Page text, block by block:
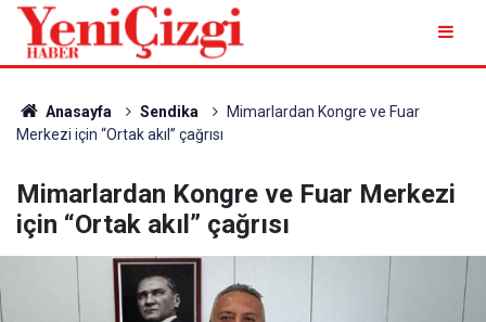
Anasayfa Sendika
Mimarlardan Kongre ve Fuar
Merkezi için “Ortak akıl” çağrısı
Mimarlardan Kongre ve Fuar Merkezi
için “Ortak akıl” çağrısı